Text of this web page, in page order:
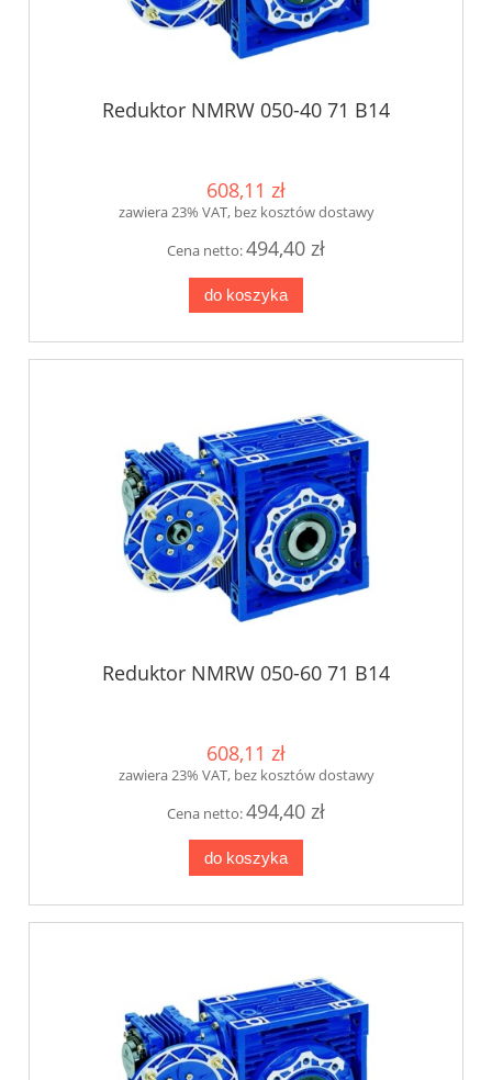
Reduktor NMRW 050-40 71 B14
608,11 zł
zawiera 23% VAT, bez kosztów dostawy
Cena netto:494,40 zł
do koszyka
Reduktor NMRW 050-60 71 B14
608,11 zł
zawiera 23% VAT, bez kosztów dostawy
Cena netto:494,40 zł
do koszyka